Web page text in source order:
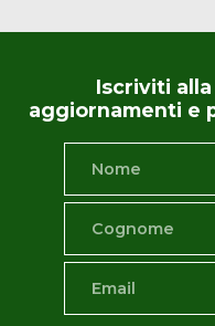
Iscriviti
aggiornamenti e